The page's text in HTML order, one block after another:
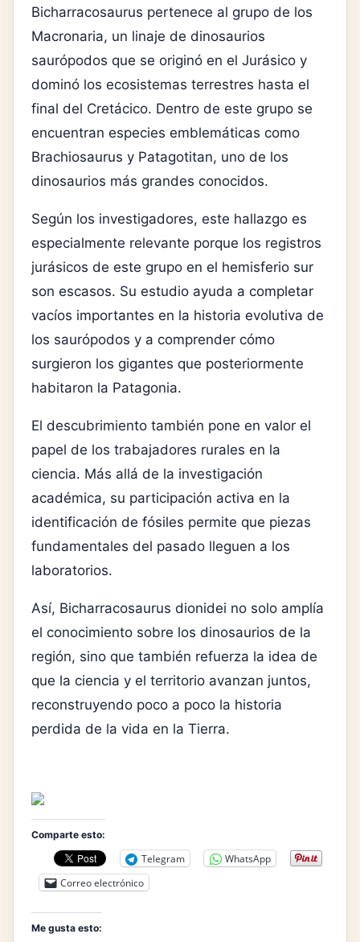
Bicharracosaurus pertenece al grupo de los
Macronaria, un linaje de dinosaurios
saurópodos que se originó en el Jurásico y
dominó los ecosistemas terrestres hasta el
final del Cretácico. Dentro de este grupo se
encuentran especies emblemáticas como
Brachiosaurus y Patagotitan, uno de los
dinosaurios más grandes conocidos.
Según los investigadores, este hallazgo es
especialmente relevante porque los registros
jurásicos de este grupo en el hemisferio sur
son escasos. Su estudio ayuda a completar
vacíos importantes en la historia evolutiva de
los saurópodos y a comprender cómo
surgieron los gigantes que posteriormente
habitaron la Patagonia.
El descubrimiento también pone en valor el
papel de los trabajadores rurales en la
ciencia. Más allá de la investigación
académica, su participación activa en la
identificación de fósiles permite que piezas
fundamentales del pasado lleguen a los
laboratorios.
Así, Bicharracosaurus dionidei no solo amplía
el conocimiento sobre los dinosaurios de la
región, sino que también refuerza la idea de
que la ciencia y el territorio avanzan juntos,
reconstruyendo poco a poco la historia
perdida de la vida en la Tierra.
Comparte esto:
Telegram
WhatsApp
Correo electrónico
Me gusta esto: